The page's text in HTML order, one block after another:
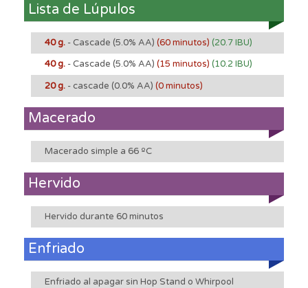
Lista de Lúpulos
40 g. - Cascade (5.0% AA) (60 minutos) (20.7 IBU)
40 g. - Cascade (5.0% AA) (15 minutos) (10.2 IBU)
20 g. - cascade (0.0% AA) (0 minutos)
Macerado
Macerado simple a 66 ºC
Hervido
Hervido durante 60 minutos
Enfriado
Enfriado al apagar sin Hop Stand o Whirpool